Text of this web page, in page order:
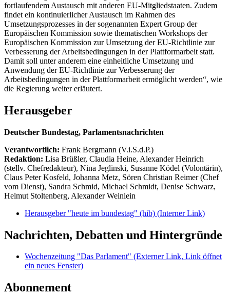
fortlaufendem Austausch mit anderen EU-Mitgliedstaaten. Zudem
findet ein kontinuierlicher Austausch im Rahmen des
Umsetzungsprozesses in der sogenannten Expert Group der
Europäischen Kommission sowie thematischen Workshops der
Europäischen Kommission zur Umsetzung der EU-Richtlinie zur
Verbesserung der Arbeitsbedingungen in der Plattformarbeit statt.
Damit soll unter anderem eine einheitliche Umsetzung und
Anwendung der EU-Richtlinie zur Verbesserung der
Arbeitsbedingungen in der Plattformarbeit ermöglicht werden“, wie
die Regierung weiter erläutert.
Herausgeber
Deutscher Bundestag, Parlamentsnachrichten
Verantwortlich: Frank Bergmann (V.i.S.d.P.)
Redaktion: Lisa Brüßler, Claudia Heine, Alexander Heinrich
(stellv. Chefredakteur), Nina Jeglinski, Susanne Ködel (Volontärin),
Claus Peter Kosfeld, Johanna Metz, Sören Christian Reimer (Chef
vom Dienst), Sandra Schmid, Michael Schmidt, Denise Schwarz,
Helmut Stoltenberg, Alexander Weinlein
Herausgeber "heute im bundestag" (hib) (Interner Link)
Nachrichten, Debatten und Hintergründe
Wochenzeitung "Das Parlament" (Externer Link, Link öffnet
ein neues Fenster)
Abonnement